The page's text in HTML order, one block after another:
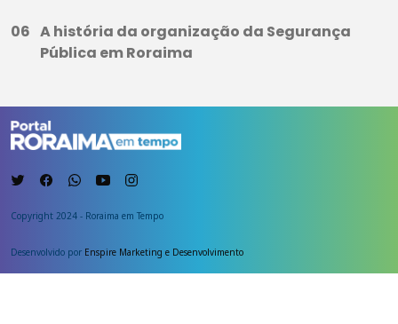
A história da organização da Segurança
Pública em Roraima
Copyright 2024 - Roraima em Tempo
Desenvolvido por Enspire Marketing e Desenvolvimento